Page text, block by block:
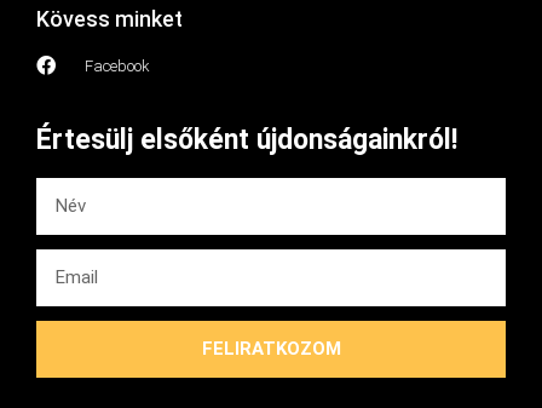
Kövess minket
Facebook
Értesülj elsőként újdonságainkról!
FELIRATKOZOM